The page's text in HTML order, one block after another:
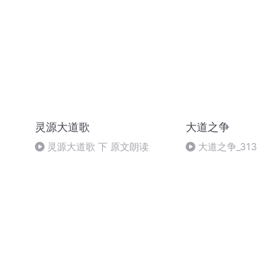
灵源大道歌
灵源大道歌 下 原文朗读
大道之争
大道之争_313